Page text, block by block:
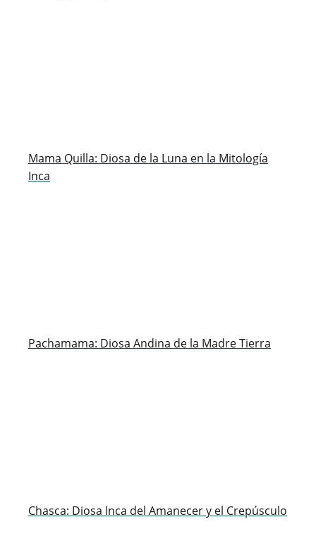
Mama Quilla: Diosa de la Luna en la Mitología
Inca
Pachamama: Diosa Andina de la Madre Tierra
Chasca: Diosa Inca del Amanecer y el Crepúsculo